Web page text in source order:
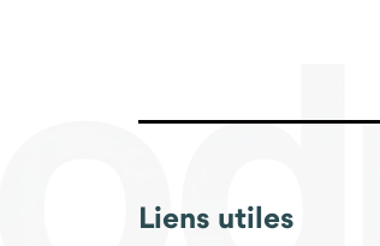
Liens utiles